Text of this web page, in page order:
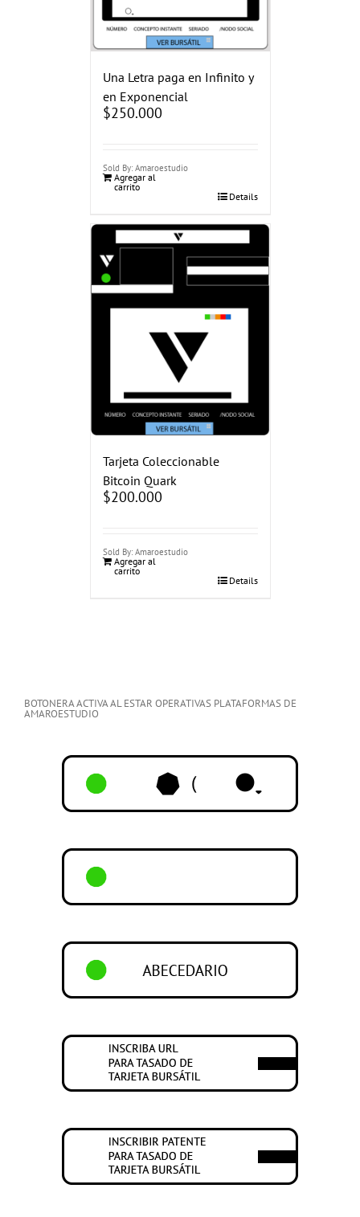
Una Letra paga en Infinito y
en Exponencial
$250.000
Sold By: Amaroestudio
Agregar al
carrito
Details
Tarjeta Coleccionable
Bitcoin Quark
$200.000
Sold By: Amaroestudio
Agregar al
carrito
Details
BOTONERA ACTIVA AL ESTAR OPERATIVAS PLATAFORMAS DE
AMAROESTUDIO